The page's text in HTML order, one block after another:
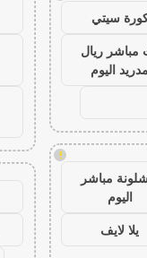
سيتي
مباشر ريال
مدريد اليوم
!
مباشر
اليوم
يلا لايف